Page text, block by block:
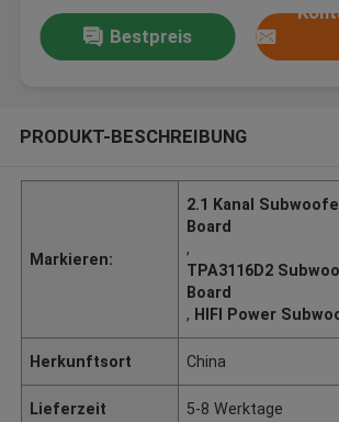
Bestpreis
PRODUKT-BESCHREIBUNG
Markieren:
2.1 Kanal
Board
,
TPA3116D2
Board
, HIFI Power
Herkunftsort China
Lieferzeit 5-8 Werktage